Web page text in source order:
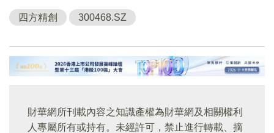
四方精創 300468.SZ
財華網所刊載內容之知識產權為財華網及相關權利
人專屬所有或持有。未經許可，禁止進行轉載、摘